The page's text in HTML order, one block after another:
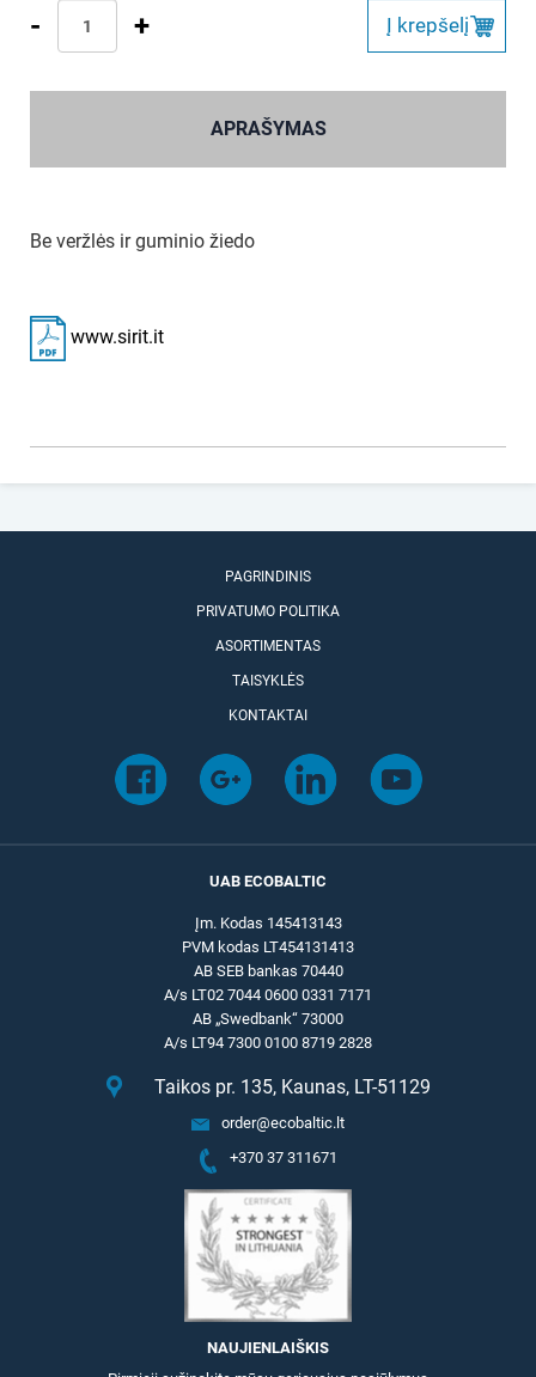
- + Į krepšelį
APRAŠYMAS
Be veržlės ir guminio žiedo
www.sirit.it
PAGRINDINIS
PRIVATUMO POLITIKA
ASORTIMENTAS
TAISYKLĖS
KONTAKTAI
UAB ECOBALTIC
Įm. Kodas 145413143
PVM kodas LT454131413
AB SEB bankas 70440
A/s LT02 7044 0600 0331 7171
AB „Swedbank“ 73000
A/s LT94 7300 0100 8719 2828
Taikos pr. 135, Kaunas, LT-51129
order@ecobaltic.lt
+370 37 311671
NAUJIENLAIŠKIS